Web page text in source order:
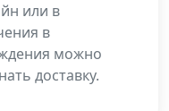
или в
в
можно
доставку.